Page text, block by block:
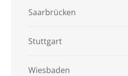
Saarbrücken
Stuttgart
Wiesbaden